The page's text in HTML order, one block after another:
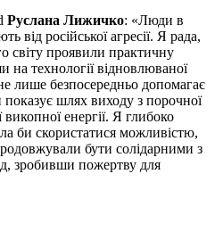
Руслана Лижичко: «Люди в
від російської агресії. Я рада,
світу проявили практичну
на технології відновлюваної
лише безпосередньо допомагає
показує шлях виходу з порочної
викопної енергії. Я глибоко
би скористатися можливістю,
бути солідарними з
зробивши пожертву для